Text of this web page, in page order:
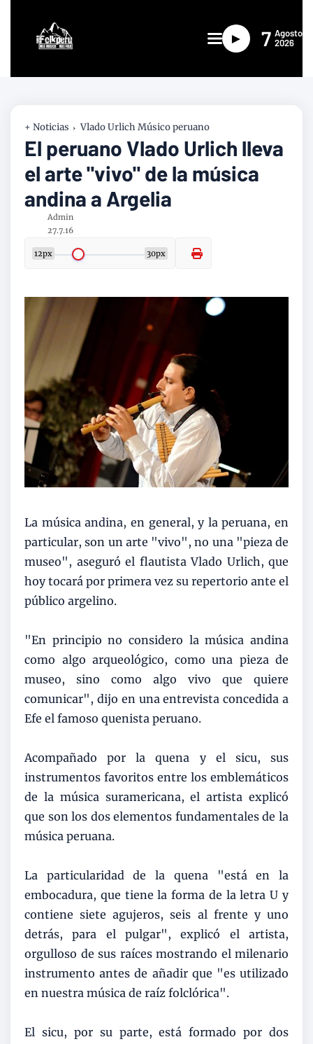
► 7 Agosto
2026
+ Noticias Vlado Urlich Músico peruano
El peruano Vlado Urlich lleva
el arte "vivo" de la música
andina a Argelia
Admin
27.7.16
12px 30px
La música andina, en general, y la peruana, en
particular, son un arte "vivo", no una "pieza de
museo", aseguró el flautista Vlado Urlich, que
hoy tocará por primera vez su repertorio ante el
público argelino.
"En principio no considero la música andina
como algo arqueológico, como una pieza de
museo, sino como algo vivo que quiere
comunicar", dijo en una entrevista concedida a
Efe el famoso quenista peruano.
Acompañado por la quena y el sicu, sus
instrumentos favoritos entre los emblemáticos
de la música suramericana, el artista explicó
que son los dos elementos fundamentales de la
música peruana.
La particularidad de la quena "está en la
embocadura, que tiene la forma de la letra U y
contiene siete agujeros, seis al frente y uno
detrás, para el pulgar", explicó el artista,
orgulloso de sus raíces mostrando el milenario
instrumento antes de añadir que "es utilizado
en nuestra música de raíz folclórica".
El sicu, por su parte, está formado por dos